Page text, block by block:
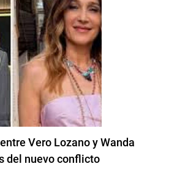
Vero Lozano y Wanda
del nuevo conflicto